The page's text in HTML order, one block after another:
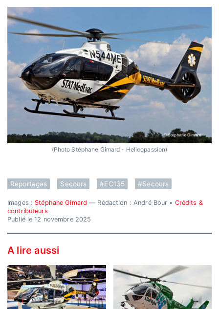
(Photo Stéphane Gimard - Helicopassion)
Reportages Secours #EC135 #Secours
Images : Stéphane Gimard — Rédaction : André Bour • Crédits &
contributeurs
Publié le 12 novembre 2025
A lire aussi